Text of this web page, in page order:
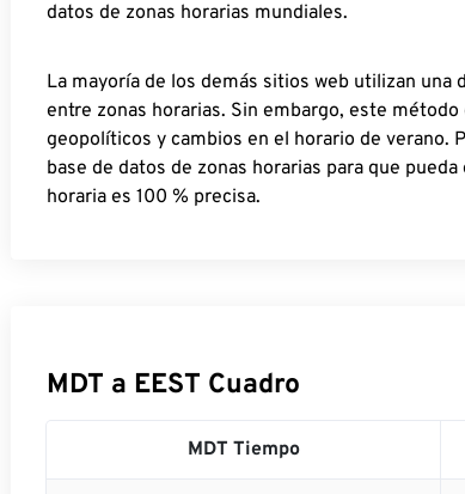
datos de zonas horarias mundiales.
La mayoría de los demás sitios web utilizan
entre zonas horarias. Sin embargo, este
geopolíticos y cambios en el horario de verano.
base de datos de zonas horarias para que
horaria es 100 % precisa.
MDT a EEST Cuadro
MDT Tiempo